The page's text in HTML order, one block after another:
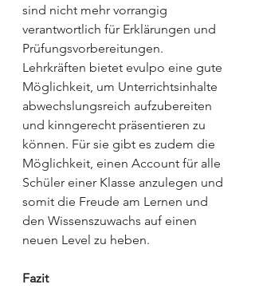
sind nicht mehr vorrangig
verantwortlich für Erklärungen und
Prüfungsvorbereitungen.
Lehrkräften bietet evulpo eine gute
Möglichkeit, um Unterrichtsinhalte
abwechslungsreich aufzubereiten
und kinngerecht präsentieren zu
können. Für sie gibt es zudem die
Möglichkeit, einen Account für alle
Schüler einer Klasse anzulegen und
somit die Freude am Lernen und
den Wissenszuwachs auf einen
neuen Level zu heben.
Fazit